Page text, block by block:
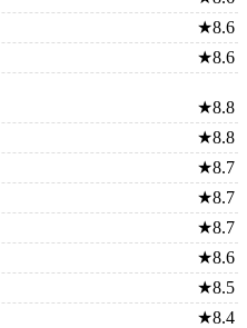
★8.6
★8.6
★8.8
★8.8
★8.7
★8.7
★8.7
★8.6
★8.5
★8.4